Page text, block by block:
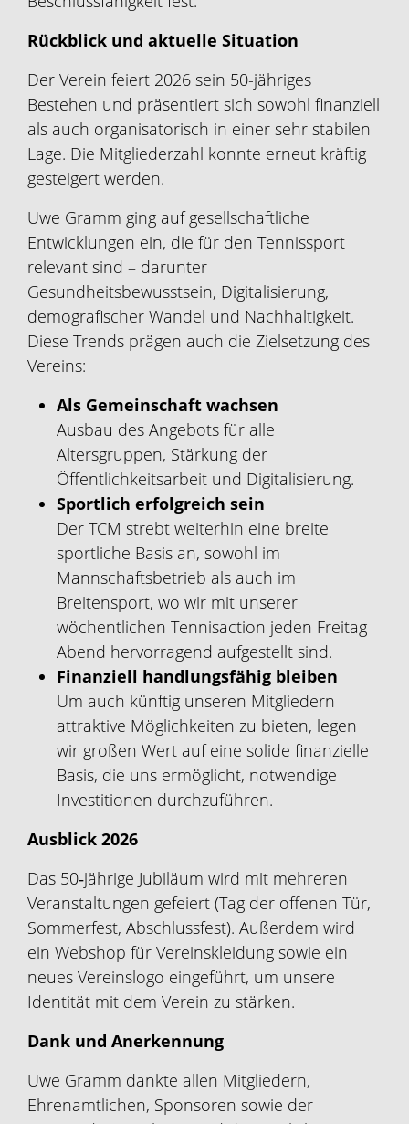
Rückblick und aktuelle Situation
Der Verein feiert 2026 sein 50-jähriges
Bestehen und präsentiert sich sowohl finanziell
als auch organisatorisch in einer sehr stabilen
Lage. Die Mitgliederzahl konnte erneut kräftig
gesteigert werden.
Uwe Gramm ging auf gesellschaftliche
Entwicklungen ein, die für den Tennissport
relevant sind – darunter
Gesundheitsbewusstsein, Digitalisierung,
demografischer Wandel und Nachhaltigkeit.
Diese Trends prägen auch die Zielsetzung des
Vereins:
Als Gemeinschaft wachsen
Ausbau des Angebots für alle
Altersgruppen, Stärkung der
Öffentlichkeitsarbeit und Digitalisierung.
Sportlich erfolgreich sein
Der TCM strebt weiterhin eine breite
sportliche Basis an, sowohl im
Mannschaftsbetrieb als auch im
Breitensport, wo wir mit unserer
wöchentlichen Tennisaction jeden Freitag
Abend hervorragend aufgestellt sind.
Finanziell handlungsfähig bleiben
Um auch künftig unseren Mitgliedern
attraktive Möglichkeiten zu bieten, legen
wir großen Wert auf eine solide finanzielle
Basis, die uns ermöglicht, notwendige
Investitionen durchzuführen.
Ausblick 2026
Das 50‑jährige Jubiläum wird mit mehreren
Veranstaltungen gefeiert (Tag der offenen Tür,
Sommerfest, Abschlussfest). Außerdem wird
ein Webshop für Vereinskleidung sowie ein
neues Vereinslogo eingeführt, um unsere
Identität mit dem Verein zu stärken.
Dank und Anerkennung
Uwe Gramm dankte allen Mitgliedern,
Ehrenamtlichen, Sponsoren sowie der